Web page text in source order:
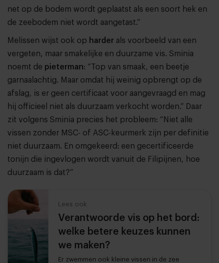
net op de bodem wordt geplaatst als een soort hek en
de zeebodem niet wordt aangetast.”
Melissen wijst ook op harder als voorbeeld van een
vergeten, maar smakelijke en duurzame vis. Sminia
noemt de pieterman: “Top van smaak, een beetje
garnaalachtig. Maar omdat hij weinig opbrengt op de
afslag, is er geen certificaat voor aangevraagd en mag
hij officieel niet als duurzaam verkocht worden.” Daar
zit volgens Sminia precies het probleem: “Niet alle
vissen zonder MSC- of ASC-keurmerk zijn per definitie
niet duurzaam. En omgekeerd: een gecertificeerde
tonijn die ingevlogen wordt vanuit de Filipijnen, hoe
duurzaam is dat?”
Lees ook
Verantwoorde vis op het bord:
welke betere keuzes kunnen
we maken?
Er zwemmen ook kleine vissen in de zee